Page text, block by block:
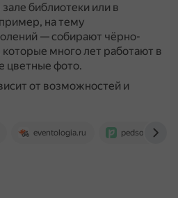
библиотеки или в
на тему
— собирают чёрно-
много лет работают в
цветные фото.
от возможностей и
eventologia.ru pedsovet.org